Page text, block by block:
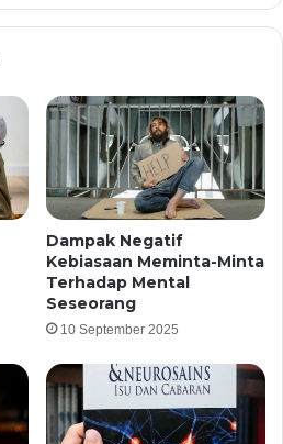
Dampak Negatif
Kebiasaan Meminta-Minta
Terhadap Mental
Seseorang
10 September 2025